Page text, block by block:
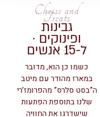
Cheese and
Treats
גבינות
ופינוקים ·
ל-15 אנשים
כשמו כן הוא, מדובר
במארז מהודר עם מיטב
ה”בסט סלרס” מהפרומז’רי
שלנו בתוספת הפתעות
שישדרגו את החוויה